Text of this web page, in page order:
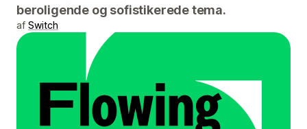
beroligende og sofistikerede tema.
af Switch